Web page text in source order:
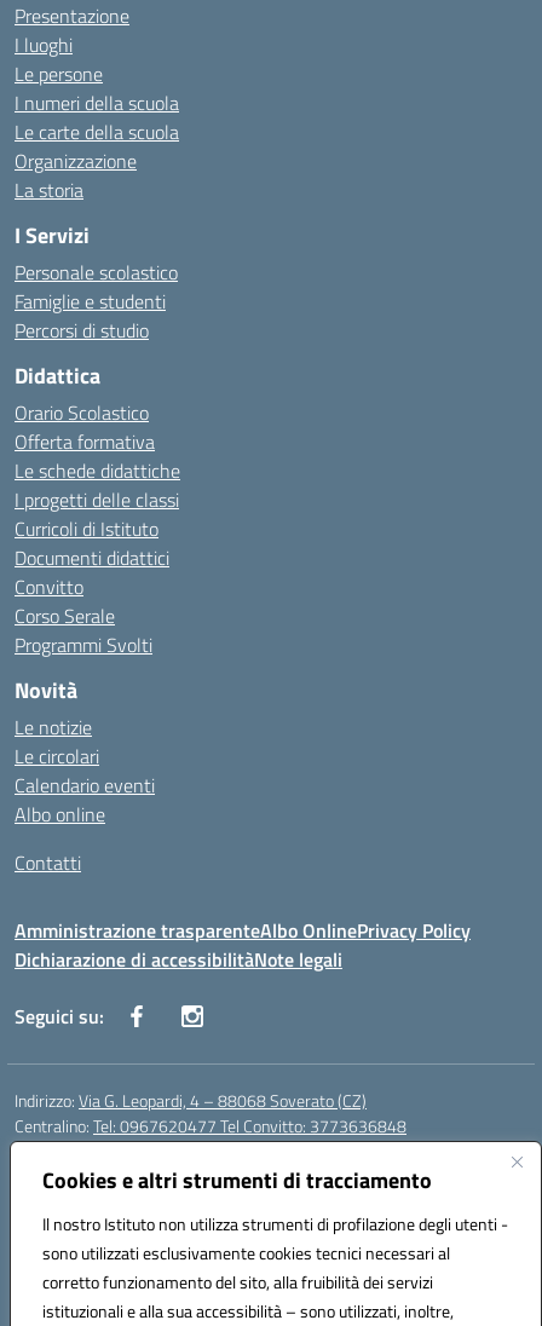
Cookies e altri strumenti di tracciamento
Il nostro Istituto non utilizza strumenti di profilazione degli utenti -
sono utilizzati esclusivamente cookies tecnici necessari al
corretto funzionamento del sito, alla fruibilità dei servizi
istituzionali e alla sua accessibilità – sono utilizzati, inoltre,
Presentazione
I luoghi
Le persone
I numeri della scuola
Le carte della scuola
Organizzazione
La storia
I Servizi
Personale scolastico
Famiglie e studenti
Percorsi di studio
Didattica
Orario Scolastico
Offerta formativa
Le schede didattiche
I progetti delle classi
Curricoli di Istituto
Documenti didattici
Convitto
Corso Serale
Programmi Svolti
Novità
Le notizie
Le circolari
Calendario eventi
Albo online
Contatti
Amministrazione trasparenteAlbo OnlinePrivacy Policy
Dichiarazione di accessibilitàNote legali
Seguici su:
Indirizzo:Via G. Leopardi, 4 – 88068 Soverato (CZ)
Centralino:Tel: 0967620477 Tel Convitto: 3773636848
Email:
Posta elettronica certificata (PEC):czrh04000q@pec.istruzione.it
Codice fiscale: 84000690796
Codice meccanografico:CZRH04000Q
Codice Indice delle Pubbliche Amministrazioni (IPA): istsc_czrh04000q
Codice unico di fatturazione (CUF): UF9M13